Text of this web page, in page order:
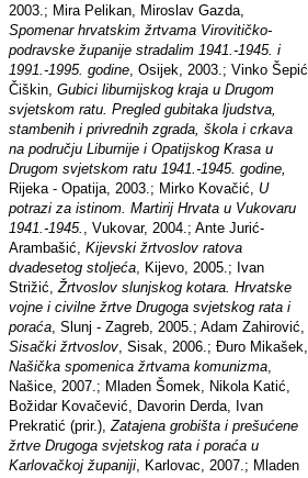
2003.; Mira Pelikan, Miroslav Gazda,
Spomenar hrvatskim žrtvama Virovitičko-
podravske županije stradalim 1941.-1945. i
1991.-1995. godine , Osijek, 2003.; Vinko Šepić
Čiškin, Gubici liburnijskog kraja u Drugom
svjetskom ratu. Pregled gubitaka ljudstva,
stambenih i privrednih zgrada, škola i crkava
na području Liburnije i Opatijskog Krasa u
Drugom svjetskom ratu 1941.-1945. godine,
Rijeka - Opatija, 2003.; Mirko Kovačić, U
potrazi za istinom. Martirij Hrvata u Vukovaru
1941.-1945.
, Vukovar, 2004.; Ante Jurić-
Arambašić, Kijevski žrtvoslov ratova
dvadesetog stoljeća , Kijevo, 2005.; Ivan
Strižić, Žrtvoslov slunjskog kotara. Hrvatske
vojne i civilne žrtve Drugoga svjetskog rata i
poraća , Slunj - Zagreb, 2005.; Adam Zahirović,
Sisački žrtvoslov , Sisak, 2006.; Đuro Mikašek,
Našička spomenica žrtvama komunizma
Našice, 2007.; Mladen Šomek, Nikola Katić,
Božidar Kovačević, Davorin Derda, Ivan
Prekratić (prir.), Zatajena grobišta i prešućene
žrtve Drugoga svjetskog rata i poraća u
Karlovačkoj županiji , Karlovac, 2007.; Mladen